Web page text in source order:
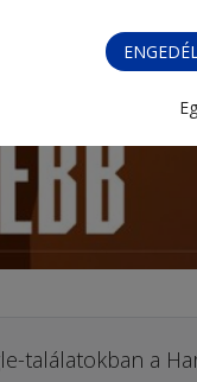
találatokban a